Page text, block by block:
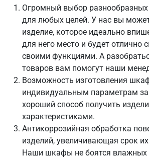
Огромный выбор
для любых целей. У нас вы
изделие, которое идеально
для него место и будет отлично
своими функциями. А
товаров вам помогут наши
Возможность изготовления
индивидуальным параметрам
хороший способ получить
характеристиками.
Антикоррозийная обработка
изделий, увеличивающая срок
Наши шкафы не боятся влажных